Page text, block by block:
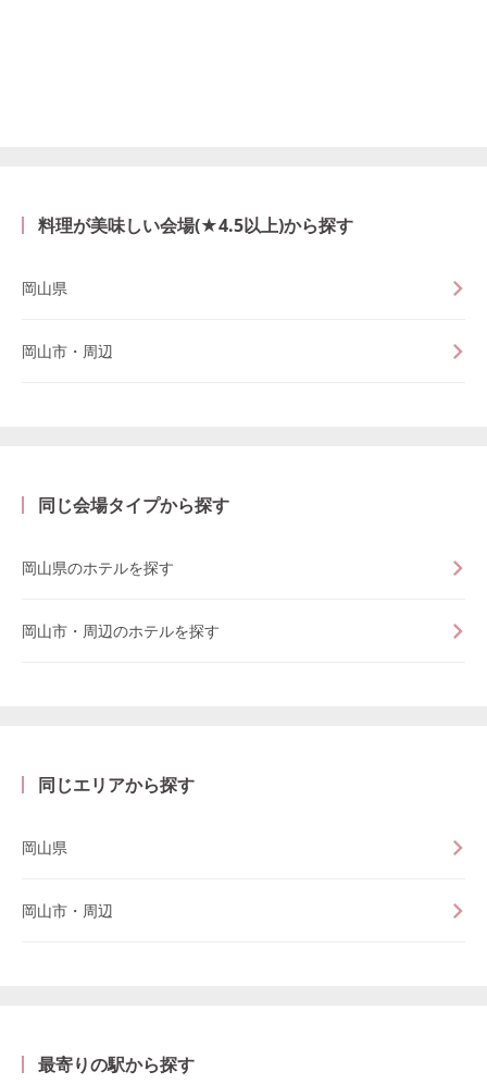
料理が美味しい会場(★4.5以上)から探す
岡山県
岡山市・周辺
同じ会場タイプから探す
岡山県のホテルを探す
岡山市・周辺のホテルを探す
同じエリアから探す
岡山県
岡山市・周辺
最寄りの駅から探す